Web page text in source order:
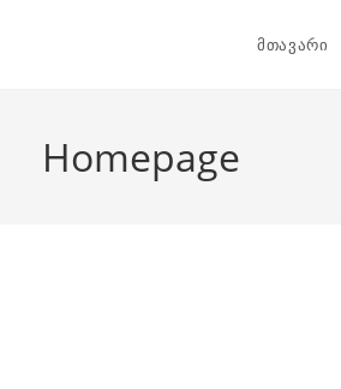
მთავარი
Homepage